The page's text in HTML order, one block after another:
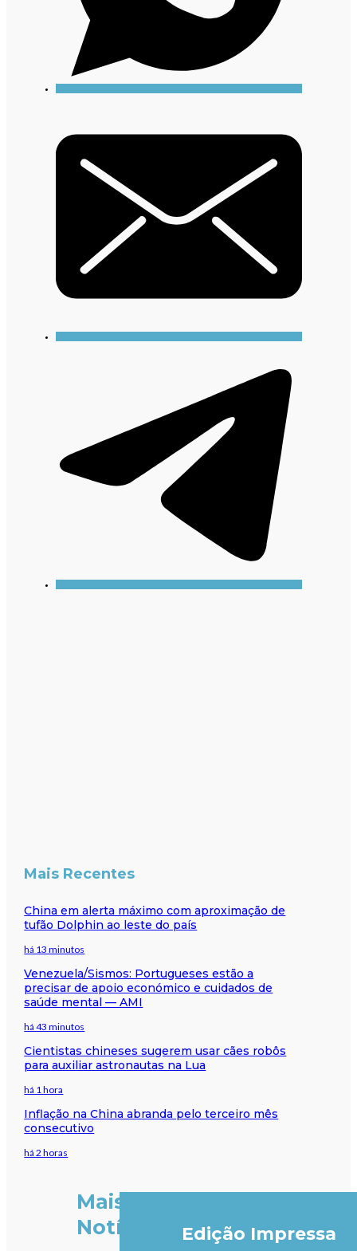
Mais Recentes
China em alerta máximo com aproximação de
tufão Dolphin ao leste do país
há 13 minutos
Venezuela/Sismos: Portugueses estão a
precisar de apoio económico e cuidados de
saúde mental — AMI
há 43 minutos
Cientistas chineses sugerem usar cães robôs
para auxiliar astronautas na Lua
há 1 hora
Inflação na China abranda pelo terceiro mês
consecutivo
há 2 horas
Mais
Notícias
Edição Impressa